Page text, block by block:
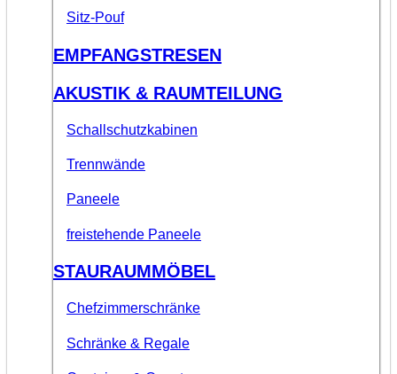
Sitz-Pouf
EMPFANGSTRESEN
AKUSTIK & RAUMTEILUNG
Schallschutzkabinen
Trennwände
Paneele
freistehende Paneele
STAURAUMMÖBEL
Chefzimmerschränke
Schränke & Regale